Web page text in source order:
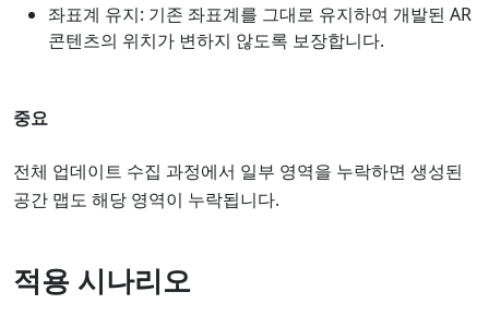
좌표계 유지: 기존 좌표계를 그대로 유지하여 개발된 AR
콘텐츠의 위치가 변하지 않도록 보장합니다.
중요
전체 업데이트 수집 과정에서 일부 영역을 누락하면 생성된
공간 맵도 해당 영역이 누락됩니다.
적용 시나리오